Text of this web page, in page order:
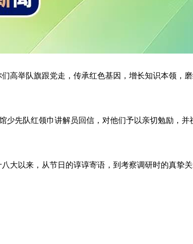
高举队旗跟党走，传承红色基因，增长知识本领，
少先队红领巾讲解员回信，对他们予以亲切勉励，
大以来，从节日的谆谆寄语，到考察调研时的真挚